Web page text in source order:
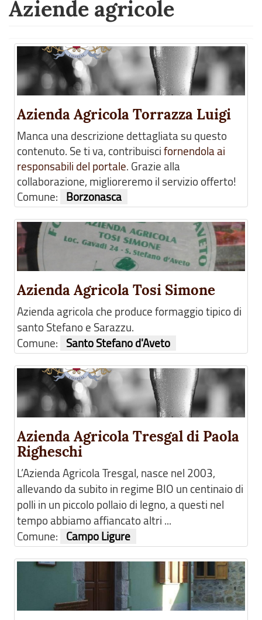
Aziende agricole
Azienda Agricola Torrazza Luigi
Manca una descrizione dettagliata su questo
contenuto. Se ti va, contribuiscifornendola ai
responsabili del portale. Grazie alla
collaborazione, miglioreremo il servizio offerto!
Comune:
Borzonasca
Azienda Agricola Tosi Simone
Azienda agricola che produce formaggio tipico di
santo Stefano e Sarazzu.
Comune:
Santo Stefano d'Aveto
Azienda Agricola Tresgal di Paola
Righeschi
L’Azienda Agricola Tresgal, nasce nel 2003,
allevando da subito in regime BIO un centinaio di
polli in un piccolo pollaio di legno, a questi nel
tempo abbiamo affiancato altri ...
Comune:
Campo Ligure